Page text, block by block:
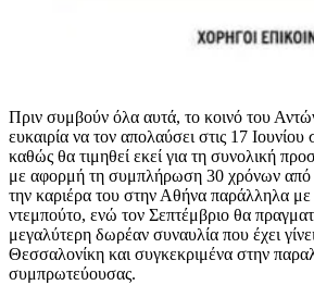
Πριν συμβούν όλα αυτά, το κοινό του
ευκαιρία να τον απολαύσει στις 17
καθώς θα τιμηθεί εκεί για τη συνολική
με αφορμή τη συμπλήρωση 30 χρόνων από
την καριέρα του στην Αθήνα παράλληλα με
ντεμπούτο, ενώ τον Σεπτέμβριο θα
μεγαλύτερη δωρέαν συναυλία που έχει
Θεσσαλονίκη και συγκεκριμένα στην
συμπρωτεύουσας.